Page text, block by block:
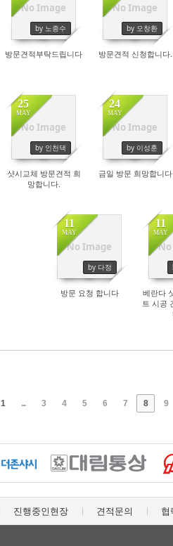
No Image
by 노종수
방문견적부탁드립니다
No Image
by 오창환
방문견적 신청합니다.
No Image
25
MAY
by 인천댁
샷시교체 방문견적 희
망합니다.
No Image
24
MAY
by 이성훈
금일 방문 희망합니다
No Image
11
MAY
by 다정
방문 요청 합니다
11
MAY
베란다
트 시공
1 ... 3 4 5 6 7 8 9
진행중인현장 견적문의 협